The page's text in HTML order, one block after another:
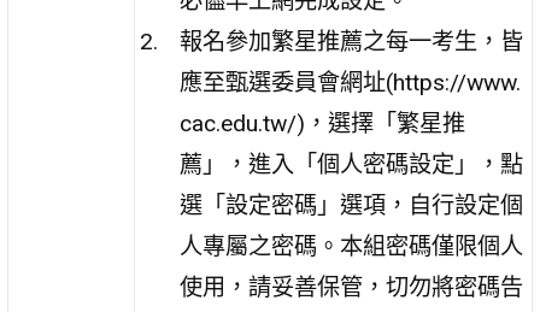
報名參加繁星推薦之每一考生，皆
應至甄選委員會網址(https://www.
cac.edu.tw/)，選擇「繁星推
薦」，進入「個人密碼設定」，點
選「設定密碼」選項，自行設定個
人專屬之密碼。本組密碼僅限個人
使用，請妥善保管，切勿將密碼告